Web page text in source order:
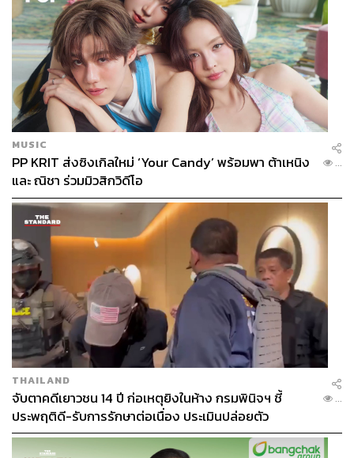
MUSIC
PP KRIT ส่งซิงเกิลใหม่ ‘Your Candy’ พร้อมพา ต้าเหนิง
และ ณิชา ร่วมมิวสิกวิดีโอ
...
THAILAND
จับตาคดีเยาวชน 14 ปี ก่อเหตุยิงในห้าง กรมพินิจฯ ชี้
ประพฤติดี-รับการรักษาต่อเนื่อง ประเมินปล่อยตัว
...